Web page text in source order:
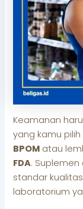
Keamanan
yang kamu
BPOM atau
FDA.
standar
laboratorium